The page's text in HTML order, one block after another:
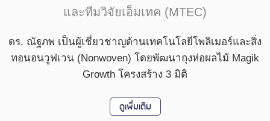
และทีมวิจัยเอ็มเทค (MTEC)
ดร. ณัฐภพ เป็นผู้เชี่ยวชาญด้านเทคโนโลยีโพลิเมอร์และสิ่ง
ทอนอนวูฟเวน (Nonwoven) โดยพัฒนาถุงห่อผลไม้ Magik
Growth โครงสร้าง 3 มิติ
ดูเพิ่มเติม